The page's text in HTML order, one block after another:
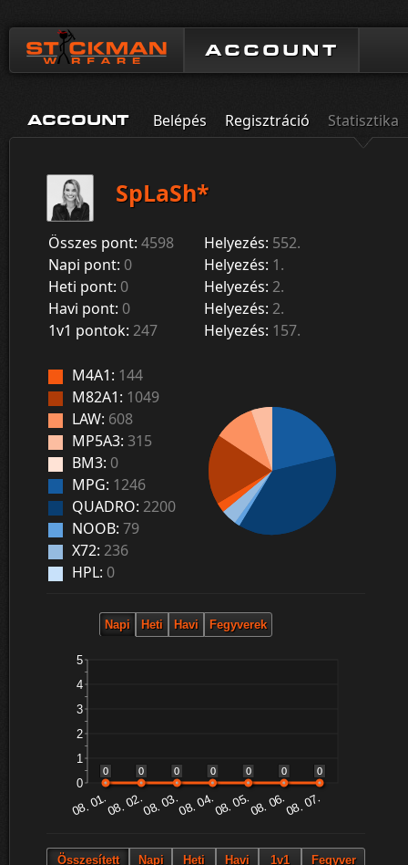
ACCOUNT
ACCOUNT Belépés Regisztráció Statisztika
SpLaSh*
Összes pont: 4598 Helyezés: 552.
Napi pont: 0 Helyezés: 1.
Heti pont: 0 Helyezés: 2.
Havi pont: 0 Helyezés: 2.
1v1 pontok: 247 Helyezés: 157.
M4A1: 144
M82A1: 1049
LAW: 608
MP5A3: 315
BM3: 0
MPG: 1246
QUADRO: 2200
NOOB: 79
X72: 236
HPL: 0